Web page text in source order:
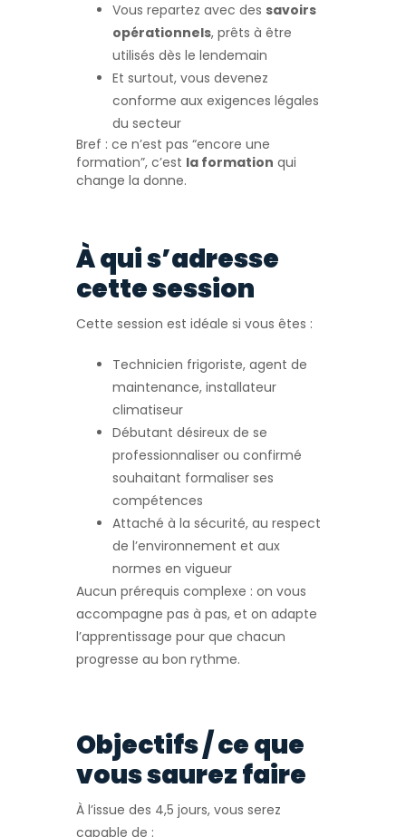
Vous repartez avec des savoirs
opérationnels, prêts à être
utilisés dès le lendemain
Et surtout, vous devenez
conforme aux exigences légales
du secteur
Bref : ce n’est pas “encore une
formation”, c’est la formation qui
change la donne.
À qui s’adresse
cette session
Cette session est idéale si vous êtes :
Technicien frigoriste, agent de
maintenance, installateur
climatiseur
Débutant désireux de se
professionnaliser ou confirmé
souhaitant formaliser ses
compétences
Attaché à la sécurité, au respect
de l’environnement et aux
normes en vigueur
Aucun prérequis complexe : on vous
accompagne pas à pas, et on adapte
l’apprentissage pour que chacun
progresse au bon rythme.
Objectifs / ce que
vous saurez faire
À l’issue des 4,5 jours, vous serez
capable de :